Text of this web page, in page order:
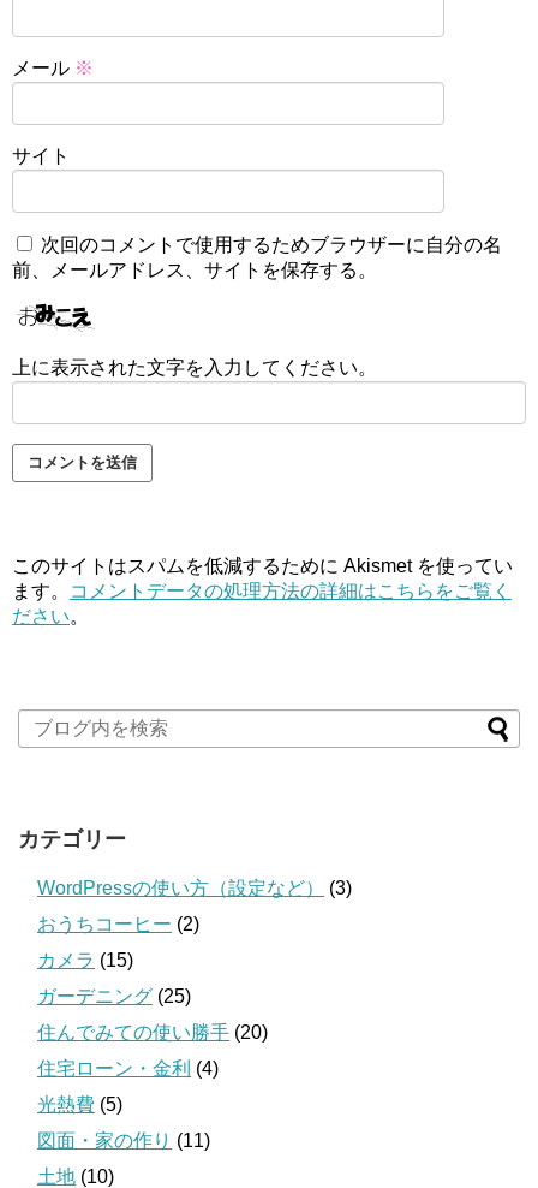
メール ※
サイト
次回のコメントで使用するためブラウザーに自分の名
前、メールアドレス、サイトを保存する。
上に表示された文字を入力してください。
このサイトはスパムを低減するために Akismet を使ってい
ます。
コメントデータの処理方法の詳細はこちらをご覧く
ださい。
カテゴリー
WordPressの使い方（設定など）
(3)
おうちコーヒー (2)
カメラ (15)
ガーデニング (25)
住んでみての使い勝手 (20)
住宅ローン・金利 (4)
光熱費 (5)
図面・家の作り (11)
土地 (10)